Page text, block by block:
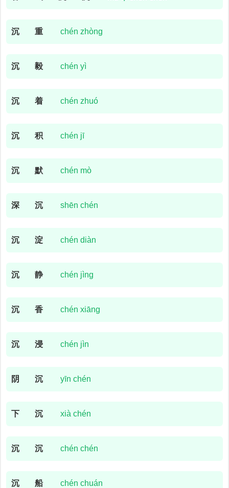
沉 重 chén zhòng
沉 毅 chén yì
沉 着 chén zhuó
沉 积 chén jī
沉 默 chén mò
深 沉 shēn chén
沉 淀 chén diàn
沉 静 chén jìng
沉 香 chén xiāng
沉 浸 chén jìn
阴 沉 yīn chén
下 沉 xià chén
沉 沉 chén chén
沉 船 chén chuán